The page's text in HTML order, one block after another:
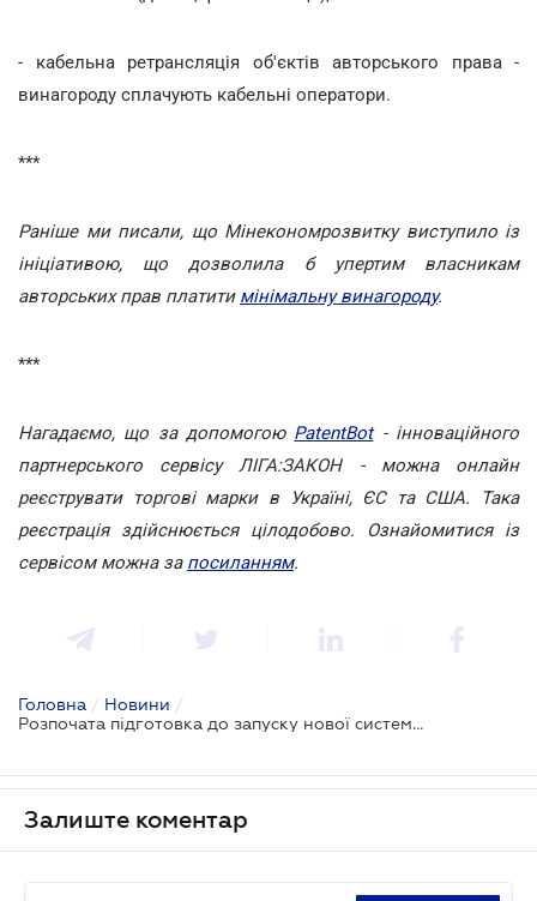
- кабельна ретрансляція об'єктів авторського права -
винагороду сплачують кабельні оператори.
***
Раніше ми писали, що Мінекономрозвитку виступило із
ініціативою, що дозволила б упертим власникам
авторських прав платити мінімальну винагороду.
***
Нагадаємо, що за допомогою PatentBot- інноваційного
партнерського сервісу ЛІГА:ЗАКОН - можна онлайн
реєструвати торгові марки в Україні, ЄС та США. Така
реєстрація здійснюється цілодобово. Ознайомитися із
сервісом можна за посиланням.
Головна / Новини /
Розпочата підготовка до запуску нової системи збору авторського роялті
Залиште коментар